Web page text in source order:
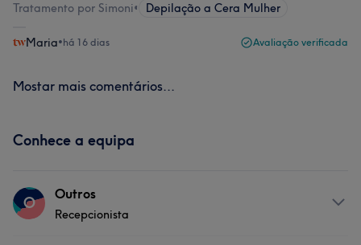
Tratamento por Simoni• Depilação a Cera Mulher
Maria•há 16 dias Avaliação verificada
Mostar mais comentários...
Conhece a equipa
O Outros
Recepcionista